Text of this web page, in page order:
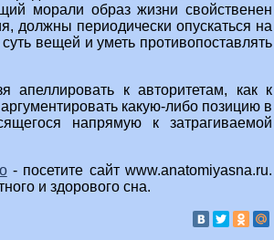
морали образ жизни свойственен
должны периодически опускаться на
вещей и уметь противопоставлять
к авторитетам, как к
какую-либо позицию в
напрямую к затрагиваемой
- посетите сайт www.anatomiyasna.ru.
и здорового сна.